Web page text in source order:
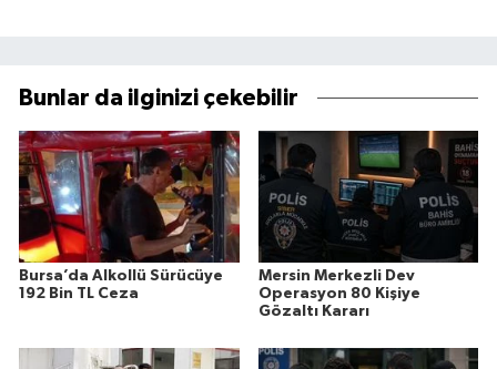
Bunlar da ilginizi çekebilir
Bursa’da Alkollü Sürücüye
192 Bin TL Ceza
Mersin Merkezli Dev
Operasyon 80 Kişiye
Gözaltı Kararı